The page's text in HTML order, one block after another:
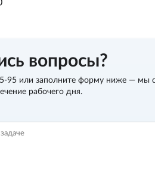
вопросы?
95или заполните форму ниже — мы
рабочего дня.